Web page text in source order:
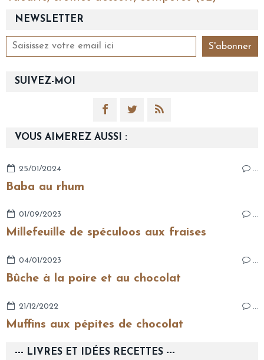
NEWSLETTER
SUIVEZ-MOI
VOUS AIMEREZ AUSSI :
25/01/2024 …
Baba au rhum
01/09/2023 …
Millefeuille de spéculoos aux fraises
04/01/2023 …
Bûche à la poire et au chocolat
21/12/2022 …
Muffins aux pépites de chocolat
--- LIVRES ET IDÉES RECETTES ---